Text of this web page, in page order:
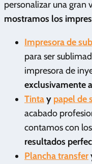
personalizar una gran
mostramos los
Impresora de
para ser
impresora de
exclusivamente
Tintay papel de
acabado
contamos con
resultados
Plancha transfer